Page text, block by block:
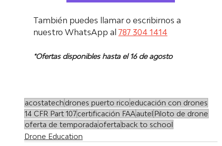
También puedes llamar o escribirnos a
nuestro WhatsApp al 787 304 1414
*Ofertas disponibles hasta el 16 de agosto
acostatech drones puerto rico educación con drones
14 CFR Part 107certificación FAAautel Piloto de drone
oferta de temporada ofertaback to school
Drone Education